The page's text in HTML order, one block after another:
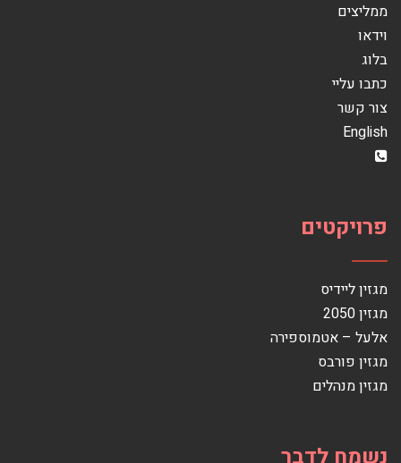
ממליצים
וידאו
בלוג
כתבו עליי
צור קשר
English
פרויקטים
מגזין ליידיס
מגזין 2050
אלעל – אטמוספירה
מגזין פורבס
מגזין מנהלים